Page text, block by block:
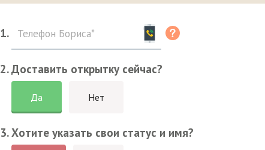
1.
2. Доставить открытку сейчас?
Да Нет
3. Хотите указать свои статус и имя?